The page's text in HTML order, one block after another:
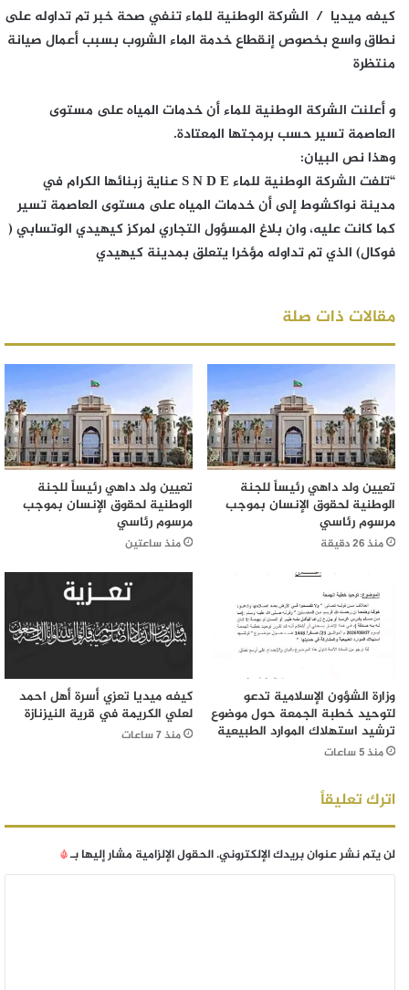
كيفه ميديا / الشركة الوطنية للماء تنفي صحة خبر تم تداوله على
نطاق واسع بخصوص إنقطاع خدمة الماء الشروب بسبب أعمال صيانة
منتظرة
و أعلنت الشركة الوطنية للماء أن خدمات المياه على مستوى
العاصمة تسير حسب برمجتها المعتادة.
وهذا نص البيان:
“تلفت الشركة الوطنية للماء S N D E عناية زبنائها الكرام في
مدينة نواكشوط إلى أن خدمات المياه على مستوى العاصمة تسير
كما كانت عليه، وان بلاغ المسؤول التجاري لمركز كيهيدي الوتسابي (
فوكال) الذي تم تداوله مؤخرا يتعلق بمدينة كيهيدي
مقالات ذات صلة
تعيين ولد داهي رئيساً للجنة
الوطنية لحقوق الإنسان بموجب
مرسوم رئاسي
منذ 26 دقيقة
تعيين ولد داهي رئيساً للجنة
الوطنية لحقوق الإنسان بموجب
مرسوم رئاسي
منذ ساعتين
وزارة الشؤون الإسلامية تدعو
لتوحيد خطبة الجمعة حول موضوع
ترشيد استهلاك الموارد الطبيعية
منذ 5 ساعات
كيفه ميديا تعزي أسرة أهل احمد
لعلي الكريمة في قرية النيزنازة
منذ 7 ساعات
اترك تعليقاً
لن يتم نشر عنوان بريدك الإلكتروني.الحقول الإلزامية مشار إليها بـ*